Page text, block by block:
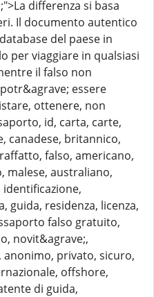
differenza si basa
Il documento autentico
del paese in
per viaggiare in qualsiasi
il falso non
essere
ottenere, non
id, carta, carte,
canadese, britannico,
falso, americano,
malese, australiano,
guida, residenza, licenza,
falso gratuito,
novit&agrave;,
privato, sicuro,
offshore,
di guida,